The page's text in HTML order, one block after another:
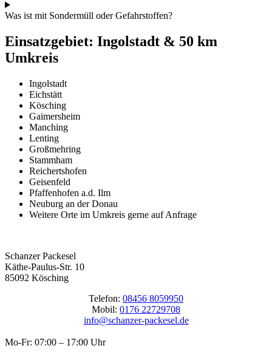
Was ist mit Sondermüll oder Gefahrstoffen?
Einsatzgebiet: Ingolstadt & 50 km
Umkreis
Ingolstadt
Eichstätt
Kösching
Gaimersheim
Manching
Lenting
Großmehring
Stammham
Reichertshofen
Geisenfeld
Pfaffenhofen a.d. Ilm
Neuburg an der Donau
Weitere Orte im Umkreis gerne auf Anfrage
Schanzer Packesel
Käthe-Paulus-Str. 10
85092 Kösching
Telefon: 08456 8059950
Mobil: 0176 22729708
info@schanzer-packesel.de
Mo-Fr: 07:00 – 17:00 Uhr